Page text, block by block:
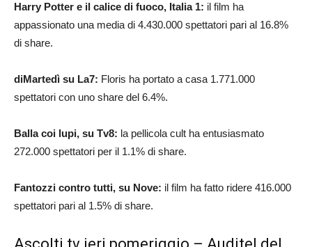
Harry Potter e il calice di fuoco, Italia 1: il film ha
appassionato una media di 4.430.000 spettatori pari al 16.8%
di share.
diMartedì su La7: Floris ha portato a casa 1.771.000
spettatori con uno share del 6.4%.
Balla coi lupi, su Tv8: la pellicola cult ha entusiasmato
272.000 spettatori per il 1.1% di share.
Fantozzi contro tutti, su Nove: il film ha fatto ridere 416.000
spettatori pari al 1.5% di share.